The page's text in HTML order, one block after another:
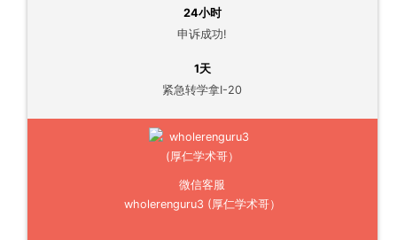
24小时
申诉成功!
1天
紧急转学拿I-20
微信客服
wholerenguru3 (厚仁学术哥）